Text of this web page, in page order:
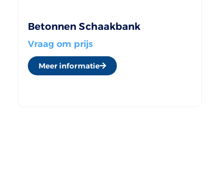
Betonnen Schaakbank
Vraag om prijs
Meer informatie